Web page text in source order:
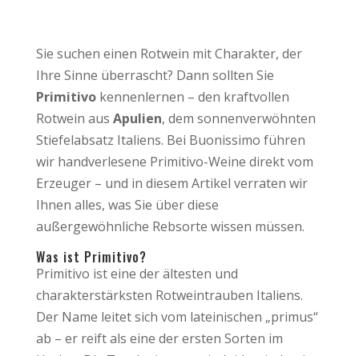
Sie suchen einen Rotwein mit Charakter, der
Ihre Sinne überrascht? Dann sollten Sie
Primitivokennenlernen – den kraftvollen
Rotwein aus Apulien, dem sonnenverwöhnten
Stiefelabsatz Italiens. Bei Buonissimo führen
wir handverlesene Primitivo-Weine direkt vom
Erzeuger – und in diesem Artikel verraten wir
Ihnen alles, was Sie über diese
außergewöhnliche Rebsorte wissen müssen.
Was ist Primitivo?
Primitivo ist eine der ältesten und
charakterstärksten Rotweintrauben Italiens.
Der Name leitet sich vom lateinischen „primus“
ab – er reift als eine der ersten Sorten im